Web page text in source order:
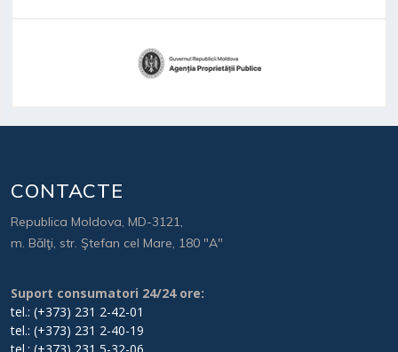
CONTACTE
Republica Moldova, MD-3121,
m. Bălţi, str. Ştefan cel Mare, 180 "A"
Suport consumatori 24/24 ore:
tel.: (+373) 231 2-42-01
tel.: (+373) 231 2-40-19